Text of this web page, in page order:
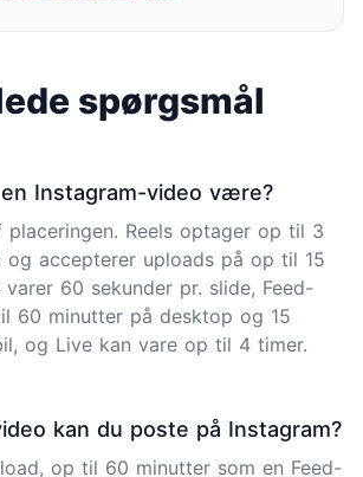
spørgsmål
Instagram-video være?
Reels optager op til 3
og accepterer uploads på op til 15
60 sekunder pr. slide, Feed-
60 minutter på desktop og 15
og Live kan vare op til 4 timer.
kan du poste på Instagram?
op til 60 minutter som en Feed-